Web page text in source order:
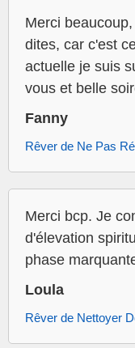
Merci
dites, car c'est
actuelle je suis
vous et belle
Fanny
Rêver de Ne Pas
Merci bcp. Je
d'élevation
phase
Loula
Rêver de Nettoyer